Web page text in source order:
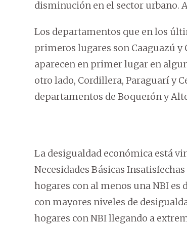
disminución en el sector urbano.
Los departamentos que en los
primeros lugares son Caaguazú y
aparecen en primer lugar en
otro lado, Cordillera, Paraguarí y
departamentos de Boquerón y
La desigualdad económica está
Necesidades Básicas
hogares con al menos una NBI es
con mayores niveles de
hogares con NBI llegando a